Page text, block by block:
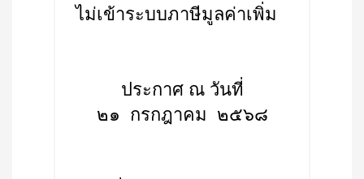
ไม่เข้าระบบภาษีมูลค่าเพิ่ม
ประกาศ ณ วันที่
๒๑ กรกฎาคม ๒๕๖๘